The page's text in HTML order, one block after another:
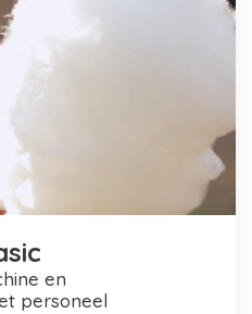
personeel